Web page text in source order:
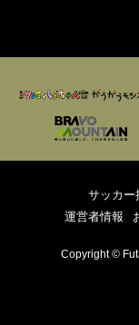
サッカー
運営者情報
Copyright ©